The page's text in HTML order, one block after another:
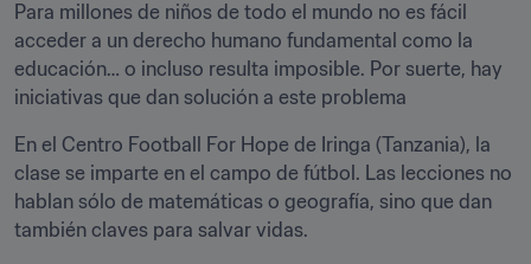
Para millones de niños de todo el mundo no es fácil
acceder a un derecho humano fundamental como la
educación… o incluso resulta imposible. Por suerte, hay
iniciativas que dan solución a este problema
En el Centro Football For Hope de Iringa (Tanzania), la
clase se imparte en el campo de fútbol. Las lecciones no
hablan sólo de matemáticas o geografía, sino que dan
también claves para salvar vidas.